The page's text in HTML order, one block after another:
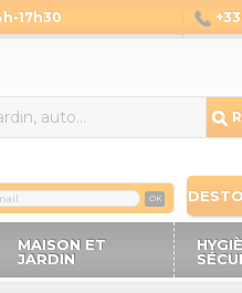
17h30
OK
MAISON ET
JARDIN